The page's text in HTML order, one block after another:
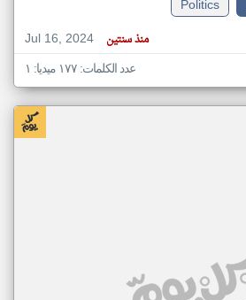
Politics
Jul 16, 2024
منذ سنتين
عدد الكلمات: ١٧٧ ميديا: ١